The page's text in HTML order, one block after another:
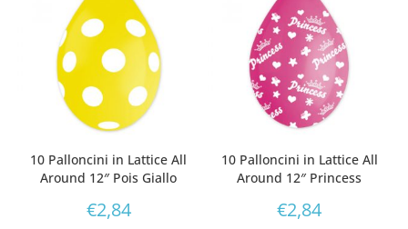
10 Palloncini in Lattice All
Around 12″ Pois Giallo
€2,84
10 Palloncini in Lattice All
Around 12″ Princess
€2,84